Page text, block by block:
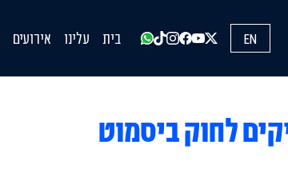
בית עלינו אירועים EN
לחוק ביסמוט